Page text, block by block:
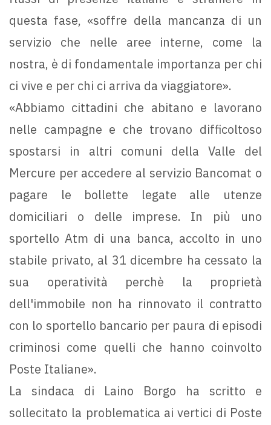
questa fase, «soffre della mancanza di un
servizio che nelle aree interne, come la
nostra, è di fondamentale importanza per chi
ci vive e per chi ci arriva da viaggiatore».
«Abbiamo cittadini che abitano e lavorano
nelle campagne e che trovano difficoltoso
spostarsi in altri comuni della Valle del
Mercure per accedere al servizio Bancomat o
pagare le bollette legate alle utenze
domiciliari o delle imprese. In più uno
sportello Atm di una banca, accolto in uno
stabile privato, al 31 dicembre ha cessato la
sua operatività perchè la proprietà
dell'immobile non ha rinnovato il contratto
con lo sportello bancario per paura di episodi
criminosi come quelli che hanno coinvolto
Poste Italiane».
La sindaca di Laino Borgo ha scritto e
sollecitato la problematica ai vertici di Poste